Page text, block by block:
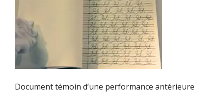
Document témoin d’une performance antérieure